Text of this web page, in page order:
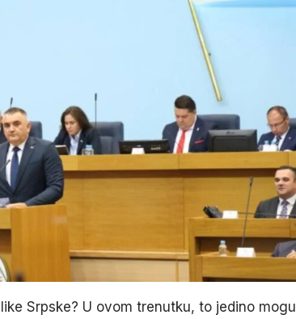
Srpske? U ovom trenutku, to jedino mogu